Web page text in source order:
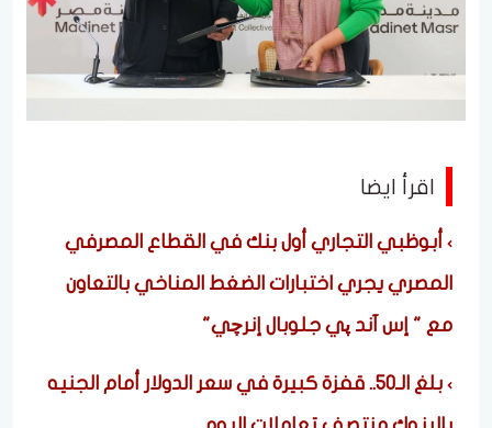
اقرأ ايضا
أبوظبي التجاري أول بنك في القطاع المصرفي
المصري يجري اختبارات الضغط المناخي بالتعاون
مع " إس آند پي جلوبال إنرچي"
بلغ الـ50.. قفزة كبيرة في سعر الدولار أمام الجنيه